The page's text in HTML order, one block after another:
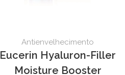
Antienvelhecimento
Eucerin Hyaluron-Filler
Moisture Booster